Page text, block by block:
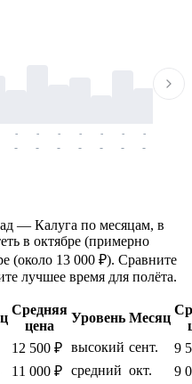
-
-
-
-
-
-
-
-
-
-
-
-
-
-
— Калуга по месяцам, в
в октябре (примерно
(около 13 000 ₽). Сравните
лучшее время для полёта.
Средняя
цена
Уровень Месяц
12 500 ₽ высокий сент.
9
11 000 ₽ средний окт.
9